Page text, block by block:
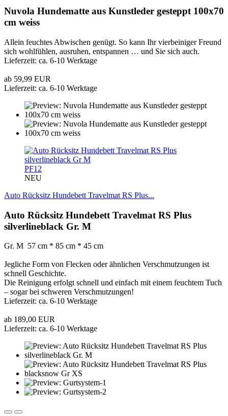
Nuvola Hundematte aus Kunstleder gesteppt 100x70
cm weiss
Allein feuchtes Abwischen genügt. So kann Ihr vierbeiniger Freund
sich wohlfühlen, ausruhen, entspannen … und Sie sich auch.
Lieferzeit: ca. 6-10 Werktage
ab 59,99 EUR
Lieferzeit: ca. 6-10 Werktage
PF12
NEU
Auto Rücksitz Hundebett Travelmat RS Plus...
Auto Rücksitz Hundebett Travelmat RS Plus
silverlineblack Gr. M
Gr. M 57 cm * 85 cm * 45 cm
Jegliche Form von Flecken oder ähnlichen Verschmutzungen ist
schnell Geschichte.
Die Reinigung erfolgt schnell und einfach mit einem feuchtem Tuch
– sogar bei schweren Verschmutzungen!
Lieferzeit: ca. 6-10 Werktage
ab 189,00 EUR
Lieferzeit: ca. 6-10 Werktage